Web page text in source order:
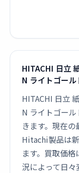
HITACHI 日立
N ライトゴー
HITACHI 日立
N ライトゴー
きます。現在の
Hitachi製品は
ます。買取価
況によって日